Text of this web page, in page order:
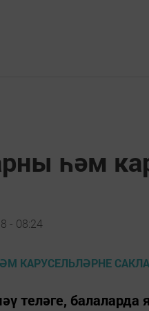
һәм
- 08:24
теләге, балаларда